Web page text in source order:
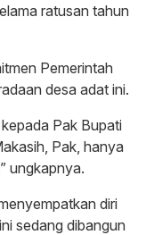
ratusan tahun
Pemerintah
desa adat ini.
Pak Bupati
Pak, hanya
ungkapnya.
diri
sedang dibangun